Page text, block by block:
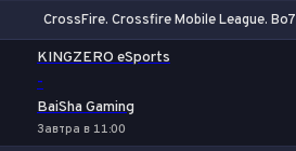
CrossFire. Crossfire Mobile League. Bo7
KINGZERO eSports
-
BaiSha Gaming
Завтра в 11:00